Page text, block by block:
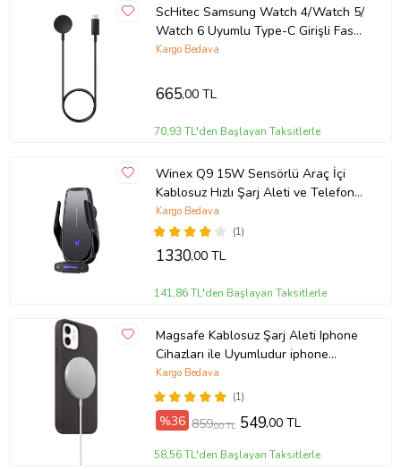
ScHitec Samsung Watch 4/Watch 5/
Watch 6 Uyumlu Type-C Girişli Fast
Wireless Charge Hızlı Kablosuz Akıllı
Kargo Bedava
665,00 TL
70,93 TL'den Başlayan Taksitlerle
Winex Q9 15W Sensörlü Araç İçi
Kablosuz Hızlı Şarj Aleti ve Telefon
Tutucu
(1)
Kargo Bedava
1330,00 TL
141,86 TL'den Başlayan Taksitlerle
Magsafe Kablosuz Şarj Aleti Iphone
Cihazları ile Uyumludur iphone
11,12,13,14,15,16,16 pro max
(Beyaz)
(1)
Kargo Bedava
%36 859,00 TL 549,00 TL
58,56 TL'den Başlayan Taksitlerle